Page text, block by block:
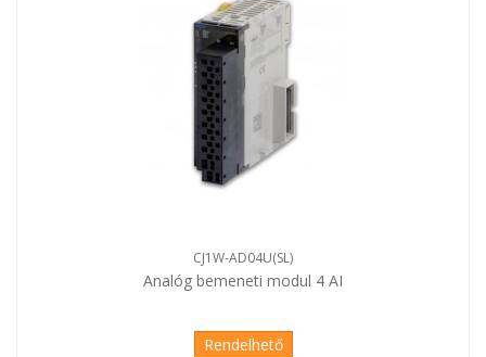
CJ1W-AD04U(SL)
Analóg bemeneti modul 4 AI
Rendelhető